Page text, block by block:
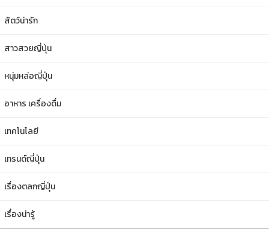
สัตว์น่ารัก
สาวสวยญี่ปุ่น
หนุ่มหล่อญี่ปุ่น
อาหาร เครื่องดื่ม
เทคโนโลยี
เทรนด์ญี่ปุ่น
เรื่องตลกญี่ปุ่น
เรื่องน่ารู้